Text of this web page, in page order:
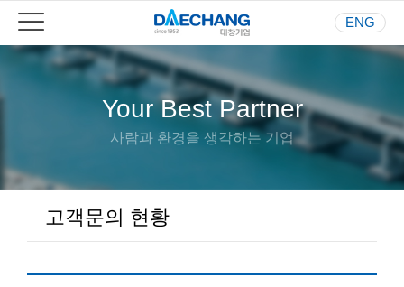
ENG
Your Best Partner
사람과 환경을 생각하는 기업
고객문의 현황